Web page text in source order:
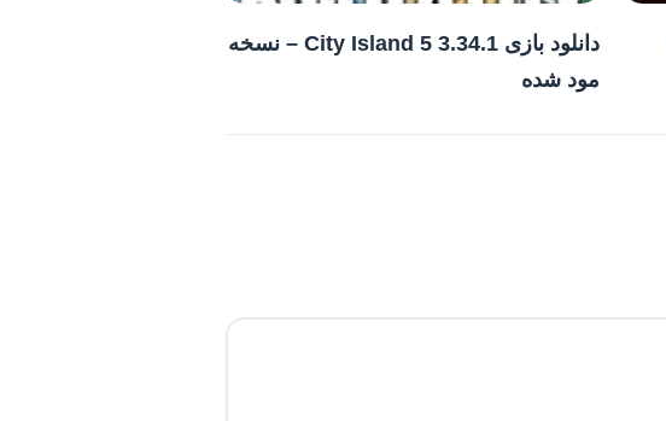
دانلود بازی City Island 5 3.34.1 – نسخه
مود شده